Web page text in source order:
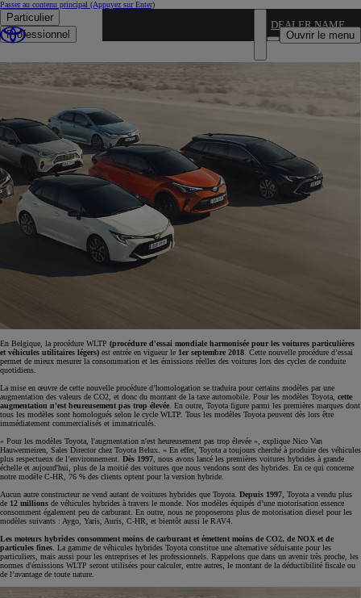
Passer au contenu principal (Appuyez sur Enter)
Particulier
Professionnel
DEALER NAME
Ouvrir le menu
Worldwide Harmonized Vehicle Test Procedure
En Belgique, la procédure WLTP (procédure d'essai mondiale harmonisée pour les voitures particulières
et véhicules utilitaires légers) est entrée en vigueur le 1er septembre 2018 . Cette nouvelle procédure d’essai
permet de mieux mesurer la consommation et les émissions réelles des voitures lors des cycles de conduite
quotidiens.
La mise en œuvre de cette nouvelle procédure d’homologation se traduira pour certains modèles par une
augmentation des valeurs de CO2, et donc du montant de la taxe automobile. Pour les modèles Toyota, cette
augmentation n'est heureusement pas trop élevée . En outre, Toyota figure parmi les premières marques dont
tous les modèles sont homologués selon le cycle WLTP. Tous les modèles Toyota peuvent dès lors être
immédiatement commercialisés et immatriculés.
« Pour les modèles Toyota, l'augmentation n'est heureusement pas trop élevée », explique Nico Van
Hauwermeiren, Sales Director chez Toyota Belux. « En effet, Toyota a toujours cherché à produire des véhicules
plus respectueux de l’environnement. Dès 1997 , nous avons lancé les premières voitures hybrides à grande
échelle et aujourd'hui, plus de la moitié des voitures que nous vendons sont des hybrides. En ce qui concerne
notre modèle C-HR, 76 % des clients optent pour la version hybride.
Aucun autre constructeur ne vend autant de voitures hybrides que Toyota. Depuis 1997 , Toyota a vendu plus
de 12 millions de véhicules hybrides à travers le monde. Nos modèles équipés d’une motorisation essence
consomment également peu de carburant. En outre, nous ne proposerons plus de motorisation diesel pour les
modèles suivants : Aygo, Yaris, Auris, C-HR, et bientôt aussi le RAV4.
Les moteurs hybrides consomment moins de carburant et émettent moins de CO2, de NOX et de
particules fines . La gamme de véhicules hybrides Toyota constitue une alternative séduisante pour les
particuliers, mais aussi pour les entreprises et les professionnels. Rappelons que dans un avenir très proche, les
normes d'émissions WLTP seront utilisées pour calculer, entre autres, le montant de la déductibilité fiscale ou
de l’avantage de toute nature.